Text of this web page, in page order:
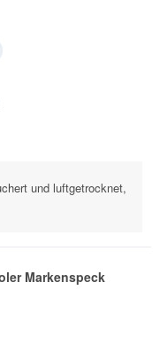
und luftgetrocknet,
Markenspeck